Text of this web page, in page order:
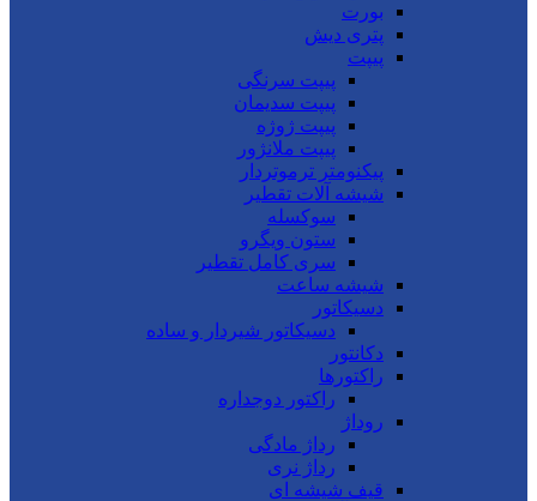
بورت
پتری دیش
پیپت
پیپت سرنگی
پیپت سدیمان
پیپت ژوژه
پیپت ملانژور
پیکنومتر ترموتردار
شیشه آلات تقطیر
سوکسله
ستون ویگرو
سری کامل تقطیر
شیشه ساعت
دسیکاتور
دسیکاتور شیردار و ساده
دکانتور
راکتورها
راکتور دوجداره
روداژ
رداژ مادگی
رداژ نری
قیف شیشه ای